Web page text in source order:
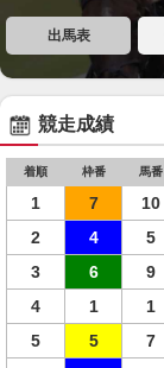
出馬表
競走成績
着順 枠番 馬番
1 7 10
2
4 5
3
6 9
4
1 1
5
5 7